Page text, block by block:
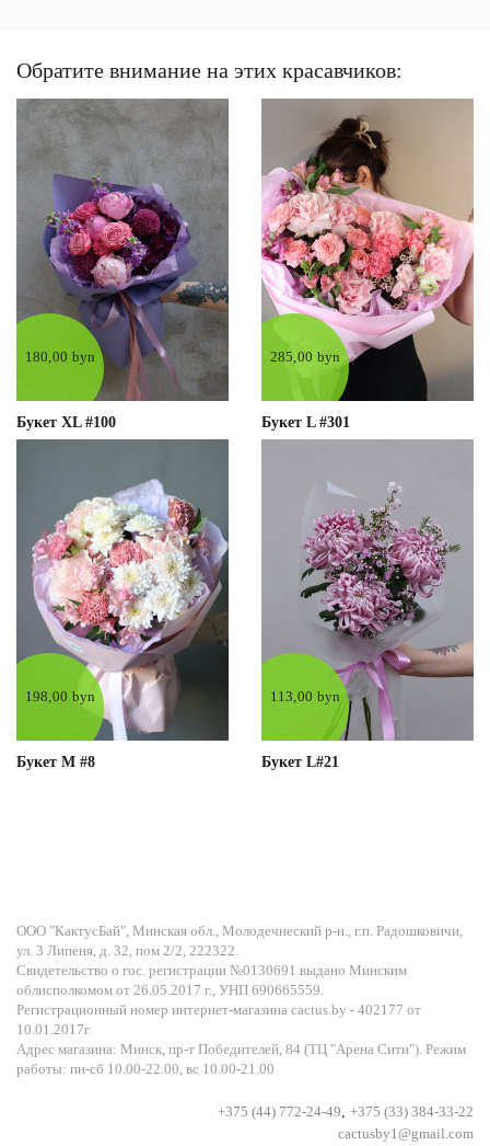
Обратите внимание на этих красавчиков:
180,00 byn
Букет XL #100
285,00 byn
Букет L #301
198,00 byn
Букет M #8
113,00 byn
Букет L#21
ООО "КактусБай", Минская обл., Молодечнеский р-н., г.п. Радошковичи,
ул. 3 Липеня, д. 32, пом 2/2, 222322.
Свидетельство о гос. регистрации №0130691 выдано Минским
облисполкомом от 26.05.2017 г., УНП 690665559.
Регистрационный номер интернет-магазина cactus.by - 402177 от
10.01.2017г.
Адрес магазина: Минск, пр-т Победителей, 84 (ТЦ "Арена Сити"). Режим
работы: пн-сб 10.00-22.00, вс 10.00-21.00
+375 (44) 772-24-49, +375 (33) 384-33-22
cactusby1@gmail.com